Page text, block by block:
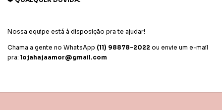
Nossa equipe está à disposição pra te ajudar!
Chama a gente no WhatsApp (11) 98878-2022 ou envie um e-mail
pra: lojahajaamor@gmail.com